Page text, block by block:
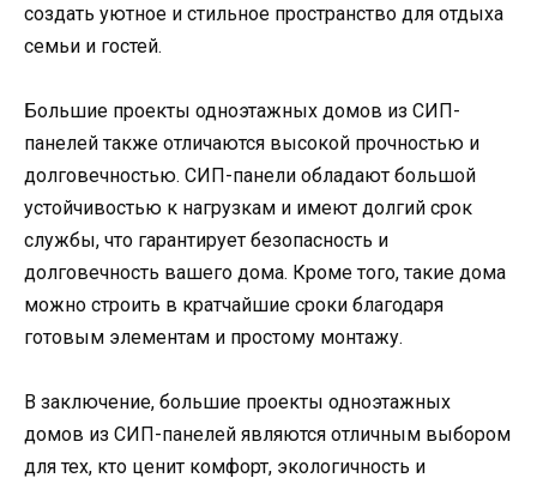
создать уютное и стильное пространство для отдыха
семьи и гостей.
Большие проекты одноэтажных домов из СИП-
панелей также отличаются высокой прочностью и
долговечностью. СИП-панели обладают большой
устойчивостью к нагрузкам и имеют долгий срок
службы, что гарантирует безопасность и
долговечность вашего дома. Кроме того, такие дома
можно строить в кратчайшие сроки благодаря
готовым элементам и простому монтажу.
В заключение, большие проекты одноэтажных
домов из СИП-панелей являются отличным выбором
для тех, кто ценит комфорт, экологичность и